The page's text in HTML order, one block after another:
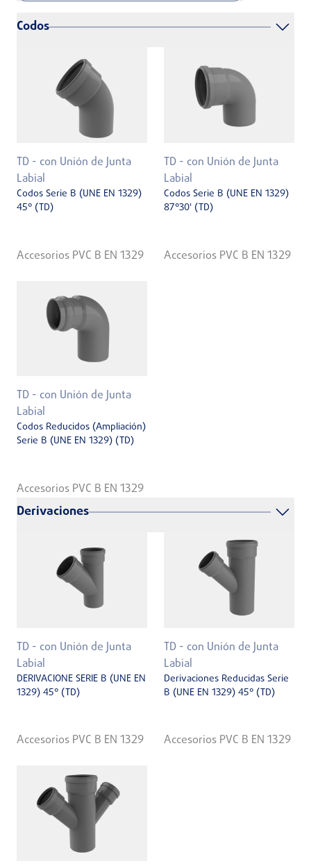
Codos
TD - con Unión de Junta
Labial
Codos Serie B (UNE EN 1329)
45° (TD)
Accesorios PVC B EN 1329
TD - con Unión de Junta
Labial
Codos Serie B (UNE EN 1329)
87°30' (TD)
Accesorios PVC B EN 1329
TD - con Unión de Junta
Labial
Codos Reducidos (Ampliación)
Serie B (UNE EN 1329) (TD)
Accesorios PVC B EN 1329
Derivaciones
TD - con Unión de Junta
Labial
DERIVACIONE SERIE B (UNE EN
1329) 45° (TD)
Accesorios PVC B EN 1329
TD - con Unión de Junta
Labial
Derivaciones Reducidas Serie
B (UNE EN 1329) 45° (TD)
Accesorios PVC B EN 1329